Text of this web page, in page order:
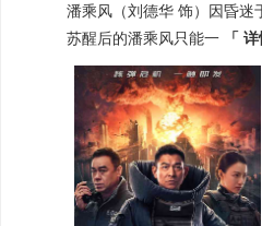
潘乘风（刘德华 饰）因昏迷
苏醒后的潘乘风只能一 「 详